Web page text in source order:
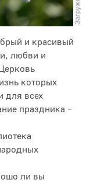
и красивый
любви и
которых
для всех
праздника –
ли вы